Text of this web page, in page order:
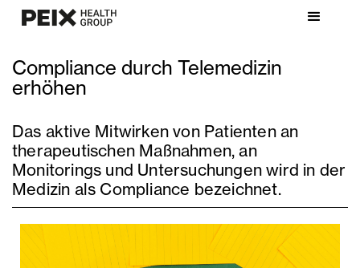
Compliance durch Telemedizin
erhöhen
Das aktive Mitwirken von Patienten an
therapeutischen Maßnahmen, an
Monitorings und Untersuchungen wird in der
Medizin als Compliance bezeichnet.